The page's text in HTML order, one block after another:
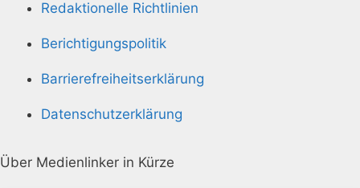
Redaktionelle Richtlinien
Berichtigungspolitik
Barrierefreiheitserklärung
Datenschutzerklärung
Über Medienlinker in Kürze